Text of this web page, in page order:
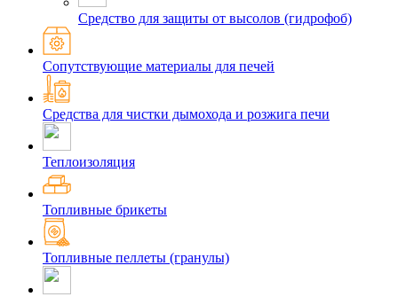
Средство для защиты от высолов (гидрофоб)
Сопутствующие материалы для печей
Средства для чистки дымохода и розжига печи
Теплоизоляция
Топливные брикеты
Топливные пеллеты (гранулы)